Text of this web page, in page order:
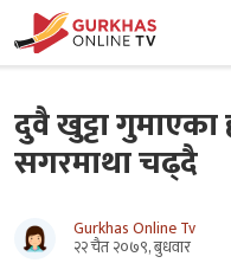
दुवै खुट्टा
सगरमाथा चढ्दै
Gurkhas Online Tv
२२ चैत २०७९, बुधवार